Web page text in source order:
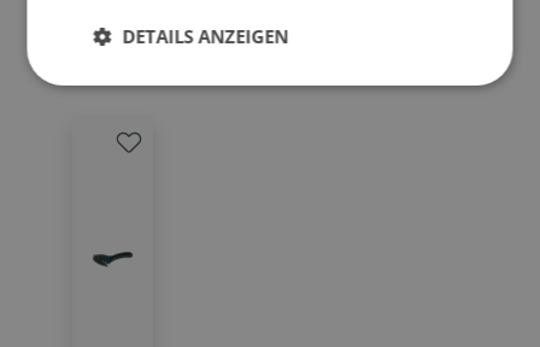
DETAILS ANZEIGEN